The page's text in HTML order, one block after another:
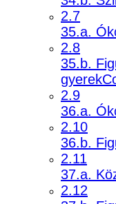
2.7
35.a.
2.8
35.b.
2.9
36.a.
2.10
36.b.
2.11
37.a.
2.12